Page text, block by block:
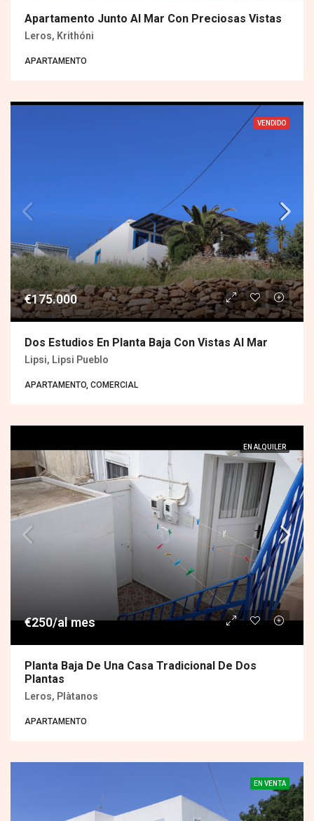
Apartamento Junto Al Mar Con Preciosas Vistas
Leros, Krithóni
APARTAMENTO
VENDIDO
€175.000
Dos Estudios En Planta Baja Con Vistas Al Mar
Lipsi, Lipsi Pueblo
APARTAMENTO, COMERCIAL
EN ALQUILER
€250/al mes
Planta Baja De Una Casa Tradicional De Dos
Plantas
Leros, Plàtanos
APARTAMENTO
EN VENTA